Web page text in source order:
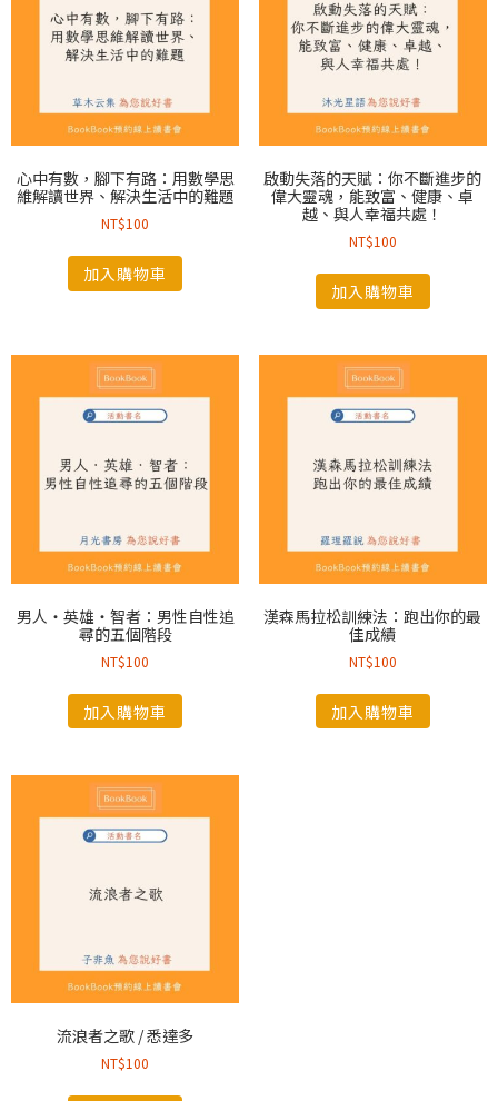
心中有數，腳下有路：用數學思
維解讀世界、解決生活中的難題
NT$100
加入購物車
啟動失落的天賦：你不斷進步的
偉大靈魂，能致富、健康、卓
越、與人幸福共處！
NT$100
加入購物車
男人‧英雄‧智者：男性自性追
尋的五個階段
NT$100
加入購物車
漢森馬拉松訓練法：跑出你的最
佳成績
NT$100
加入購物車
流浪者之歌 / 悉達多
NT$100